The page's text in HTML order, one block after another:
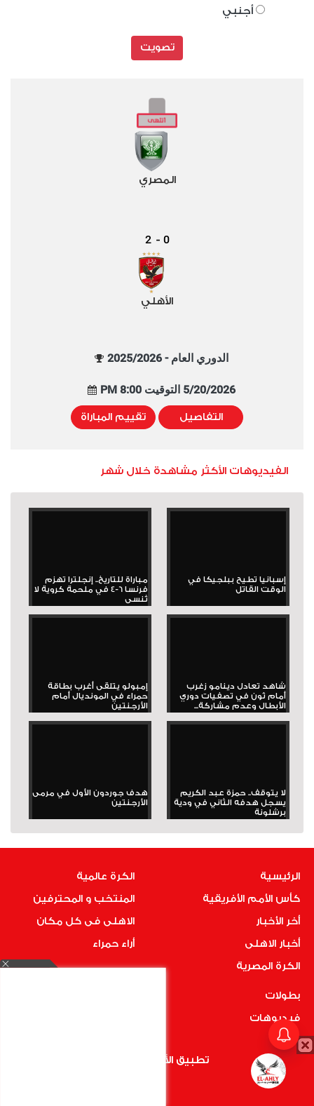
أجنبي
تصويت
المصري
0
-
2
الأهلي
الدوري العام - 2025/2026
5/20/2026 التوقيت 8:00 PM
التفاصيل تقييم المباراة
الفيديوهات الأكثر مشاهدة خلال شهر
إسبانيا تطيح ببلجيكا في
الوقت القاتل
مباراة للتاريخ.. إنجلترا تهزم
فرنسا 6-4 في ملحمة كروية لا
تُنسى
شاهد تعادل دينامو زغرب
أمام ثون في تصفيات دوري
الأبطال وعدم مشاركة...
إمبولو يتلقى أغرب بطاقة
حمراء في المونديال أمام
الأرجنتين
لا يتوقف.. حمزة عبد الكريم
يسجل هدفه الثاني في ودية
برشلونة
هدف جوردون الأول في مرمى
الأرجنتين
الرئيسية
كأس الأمم الأفريقية
أخر الأخبار
أخبار الاهلى
الكرة المصرية
الكرة عالمية
المنتخب و المحترفين
الاهلى فى كل مكان
أراء حمراء
بطولات
فيديوهات
صور
اتصل بنا
تطبيق الأهلي.كوم متاح الأن